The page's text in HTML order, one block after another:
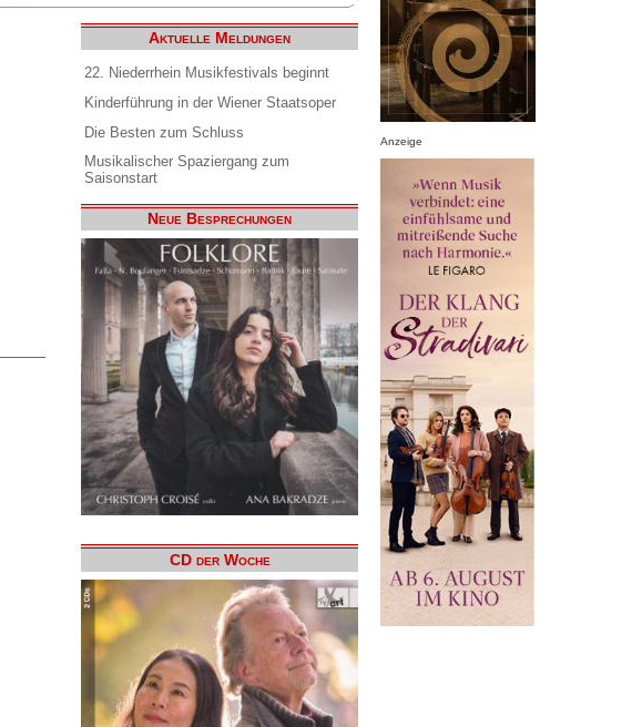
Aktuelle Meldungen
22. Niederrhein Musikfestivals beginnt
Kinderführung in der Wiener Staatsoper
Die Besten zum Schluss
Musikalischer Spaziergang zum
Saisonstart
Neue Besprechungen
CD der Woche
Anzeige